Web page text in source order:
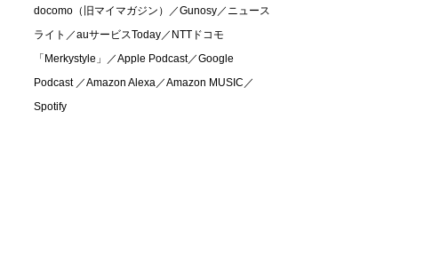
docomo（旧マイマガジン）／Gunosy／ニュース
ライト／auサービスToday／NTTドコモ
「Merkystyle」／Apple Podcast／Google
Podcast ／Amazon Alexa／Amazon MUSIC／
Spotify